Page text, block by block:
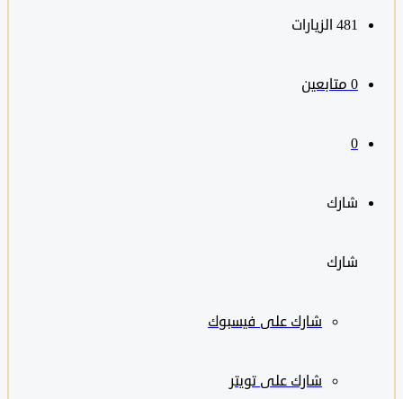
481 الزيارات
متابعين
شارك
شارك على فيسبوك
شارك على تويتر